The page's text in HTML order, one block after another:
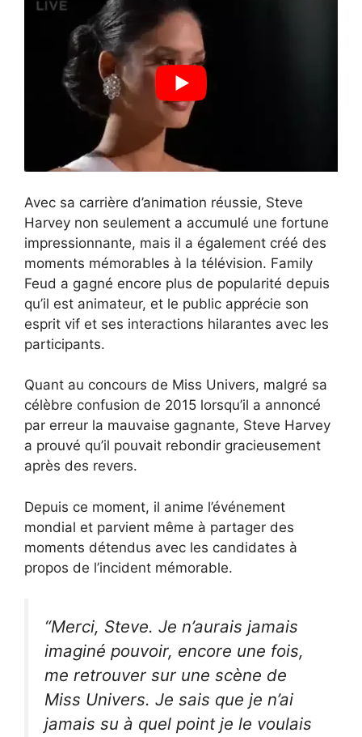
Avec sa carrière d’animation réussie, Steve
Harvey non seulement a accumulé une fortune
impressionnante, mais il a également créé des
moments mémorables à la télévision. Family
Feud a gagné encore plus de popularité depuis
qu’il est animateur, et le public apprécie son
esprit vif et ses interactions hilarantes avec les
participants.
Quant au concours de Miss Univers, malgré sa
célèbre confusion de 2015 lorsqu’il a annoncé
par erreur la mauvaise gagnante, Steve Harvey
a prouvé qu’il pouvait rebondir gracieusement
après des revers.
Depuis ce moment, il anime l’événement
mondial et parvient même à partager des
moments détendus avec les candidates à
propos de l’incident mémorable.
“Merci, Steve. Je n’aurais jamais
imaginé pouvoir, encore une fois,
me retrouver sur une scène de
Miss Univers. Je sais que je n’ai
jamais su à quel point je le voulais